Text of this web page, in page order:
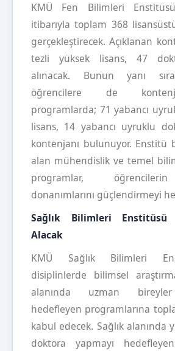
KMÜ Fen Bilimleri
itibarıyla toplam 368
gerçekleştirecek. Açıklanan
tezli yüksek lisans, 47
alınacak. Bunun yanı
öğrencilere de
programlarda; 71 yabancı
lisans, 14 yabancı uyruklu
kontenjanı bulunuyor. Enstitü
alan mühendislik ve temel
programlar,
donanımlarını güçlendirmeyi
Sağlık Bilimleri Enstitüsü
Alacak
KMÜ Sağlık Bilimleri
disiplinlerde bilimsel
alanında uzman
hedefleyen programlarına
kabul edecek. Sağlık alanında
doktora yapmayı